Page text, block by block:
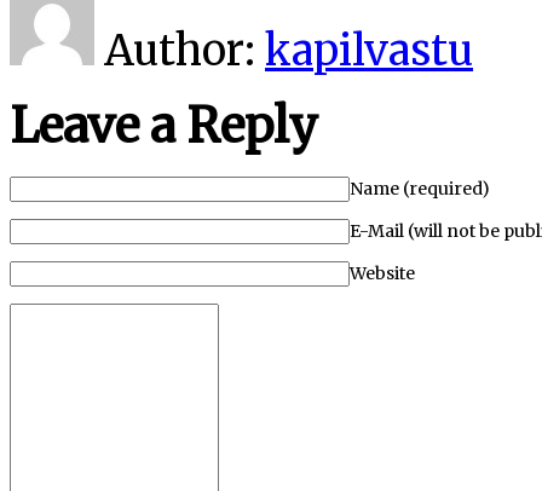
Author: kapilvastu
Leave a Reply
Name (required)
E-Mail (will not be
Website